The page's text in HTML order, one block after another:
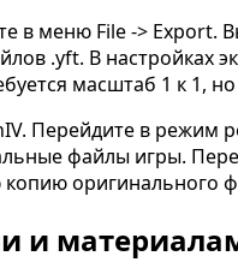
в меню File -> Export.
.yft. В настройках
масштаб 1 к 1,
Перейдите в режим
файлы игры.
оригинального
и